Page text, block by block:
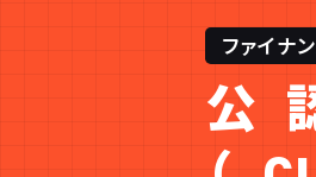
ファイナ
公